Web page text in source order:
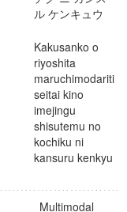
ル ケンキュウ
Kakusanko o
riyoshita
maruchimodariti
seitai kino
imejingu
shisutemu no
kochiku ni
kansuru kenkyu
Multimodal